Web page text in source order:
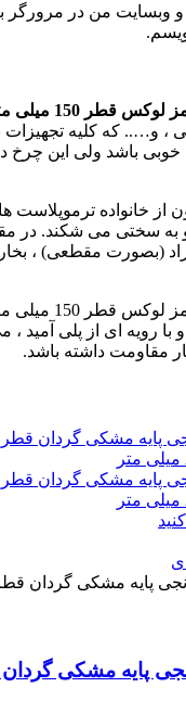
و وبسایت من در مرورگر
150 میلی متر
، و….. که کلیه
خوبی باشد ولی این چرخ
از خانواده
گراد (بصورت مقطعی) ،
چرخ تک پلی آمید
مقاومت داشته باشد.
مشکی گردان قطر 150 میلی متر